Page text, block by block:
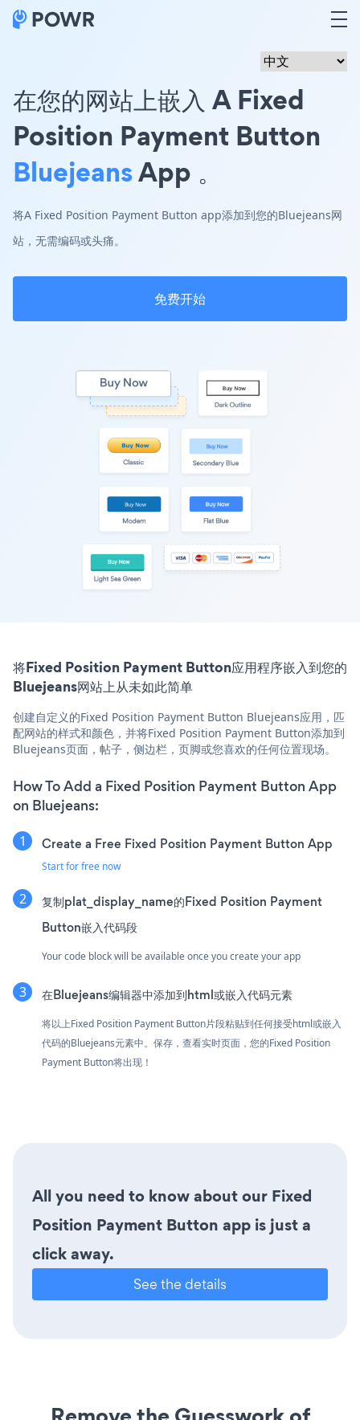
在您的网站上嵌入 A Fixed
Position Payment Button
BluejeansApp 。
将A Fixed Position Payment Button app添加到您的Bluejeans网
站，无需编码或头痛。
免费开始
将Fixed Position Payment Button应用程序嵌入到您的
Bluejeans网站上从未如此简单
创建自定义的Fixed Position Payment Button Bluejeans应用，匹
配网站的样式和颜色，并将Fixed Position Payment Button添加到
Bluejeans页面，帖子，侧边栏，页脚或您喜欢的任何位置现场。
How To Add a Fixed Position Payment Button App
on Bluejeans:
Create a Free Fixed Position Payment Button App
Start for free now
复制plat_display_name的Fixed Position Payment
Button嵌入代码段
Your code block will be available once you create your app
在Bluejeans编辑器中添加到html或嵌入代码元素
将以上Fixed Position Payment Button片段粘贴到任何接受html或嵌入
代码的Bluejeans元素中。保存，查看实时页面，您的Fixed Position
Payment Button将出现！
All you need to know about our Fixed
Position Payment Button app is just a
click away.
See the details